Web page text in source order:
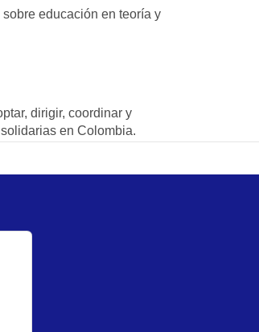
educación en teoría y
dirigir, coordinar y
en Colombia.